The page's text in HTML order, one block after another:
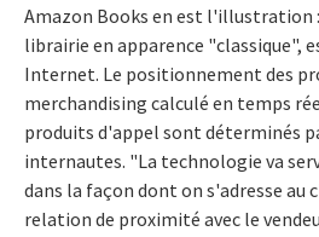
Amazon Books en est l'illustration
librairie en apparence "classique",
Internet. Le positionnement des
merchandising calculé en temps
produits d'appel sont déterminés
internautes. "La technologie va
dans la façon dont on s'adresse au
relation de proximité avec le